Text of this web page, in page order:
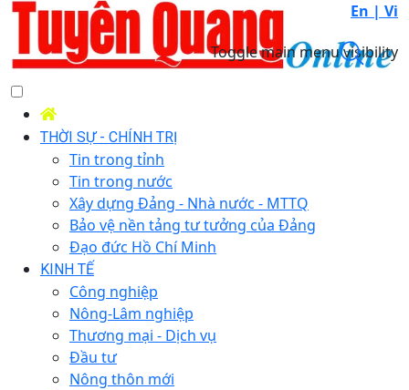
En | Vi
Toggle main menu visibility
THỜI SỰ - CHÍNH TRỊ
Tin trong tỉnh
Tin trong nước
Xây dựng Đảng - Nhà nước - MTTQ
Bảo vệ nền tảng tư tưởng của Đảng
Đạo đức Hồ Chí Minh
KINH TẾ
Công nghiệp
Nông-Lâm nghiệp
Thương mại - Dịch vụ
Đầu tư
Nông thôn mới